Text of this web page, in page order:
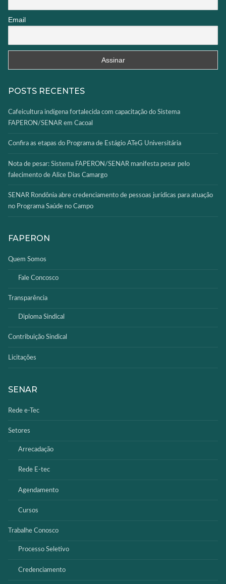
Email
POSTS RECENTES
Cafeicultura indígena fortalecida com capacitação do Sistema
FAPERON/SENAR em Cacoal
Confira as etapas do Programa de Estágio ATeG Universitária
Nota de pesar: Sistema FAPERON/SENAR manifesta pesar pelo
falecimento de Alice Dias Camargo
SENAR Rondônia abre credenciamento de pessoas jurídicas para atuação
no Programa Saúde no Campo
FAPERON
Quem Somos
Fale Concosco
Transparência
Diploma Sindical
Contribuição Sindical
Licitações
SENAR
Rede e-Tec
Setores
Arrecadação
Rede E-tec
Agendamento
Cursos
Trabalhe Conosco
Processo Seletivo
Credenciamento